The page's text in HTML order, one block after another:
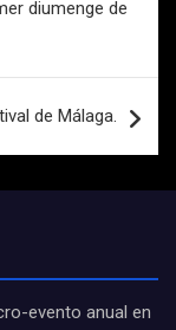
diumenge de
de Málaga.
evento anual en